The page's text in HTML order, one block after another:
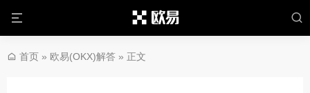
首页 » 欧易(OKX)解答 » 正文